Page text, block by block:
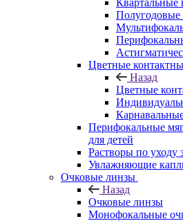
Квартальные
Полугодовые
Цветные
Назад
Цветные
Перифокальные
для детей
Растворы по уходу
Увлажняющие
Очковые линзы
Назад
Очковые линзы
Монофокальные